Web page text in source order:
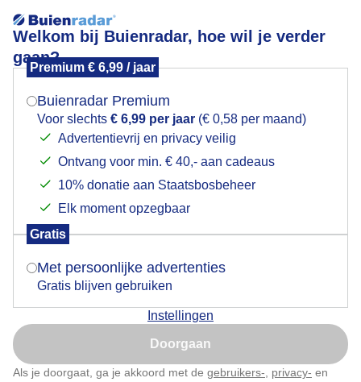
Welkom bij Buienradar, hoe wil je verder
gaan?
Premium € 6,99 / jaar
Buienradar Premium
Voor slechts € 6,99 per jaar (€ 0,58 per maand)
Advertentievrij en privacy veilig
Ontvang voor min. € 40,- aan cadeaus
10% donatie aan Staatsbosbeheer
Elk moment opzegbaar
Gratis
Met persoonlijke advertenties
Gratis blijven gebruiken
Instellingen
Doorgaan
Als je doorgaat, ga je akkoord met de gebruikers- privacy- en
In de duinen van Egmond aan Zee
Door: Sjef Kenniphaas Gemaakt: 10-05-2026, 11x bekeken
Mogen we je locatie gebruiken voor het
Indien je hier nog geen akkoord op hebt gegeven,
verschijnt er zo een pop-up uit je browser waarin
Is goed, toon de popup
Nu niet, misschien later
Klik hierom dit aan te passen